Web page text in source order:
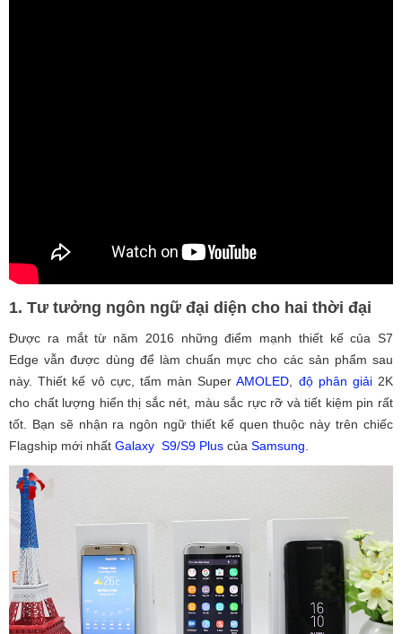
1. Tư tưởng ngôn ngữ đại diện cho hai thời đại
Được ra mắt từ năm 2016 những điểm mạnh thiết kế của S7
Edge vẫn được dùng để làm chuẩn mực cho các sản phẩm sau
này. Thiết kế vô cực, tấm màn SuperAMOLED độ phân giải2K
cho chất lượng hiển thị sắc nét, màu sắc rực rỡ và tiết kiệm pin rất
tốt. Bạn sẽ nhận ra ngôn ngữ thiết kế quen thuộc này trên chiếc
Flagship mới nhất Galaxy S9/S9 Plus của Samsung